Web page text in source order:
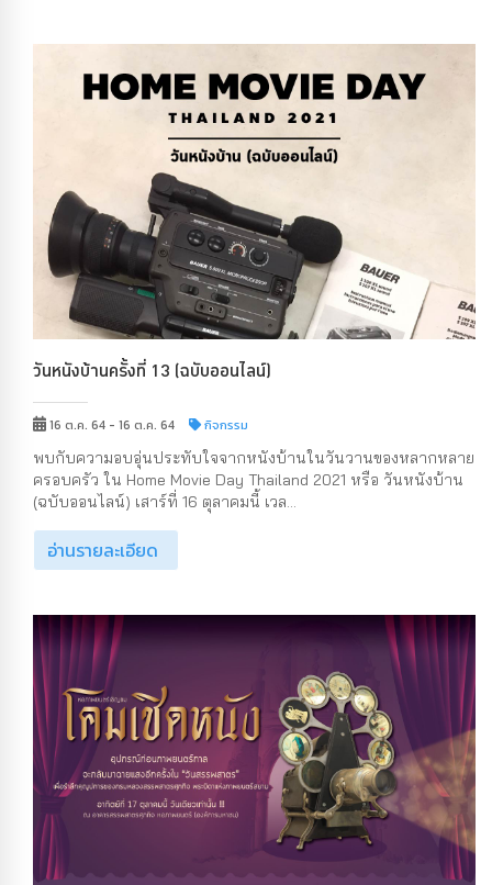
วันหนังบ้านครั้งที่ 13 (ฉบับออนไลน์)
16 ต.ค. 64 - 16 ต.ค. 64 กิจกรรม
พบกับความอบอุ่นประทับใจจากหนังบ้านในวันวานของหลากหลาย
ครอบครัว ใน Home Movie Day Thailand 2021 หรือ วันหนังบ้าน
(ฉบับออนไลน์) เสาร์ที่ 16 ตุลาคมนี้ เวล...
อ่านรายละเอียด